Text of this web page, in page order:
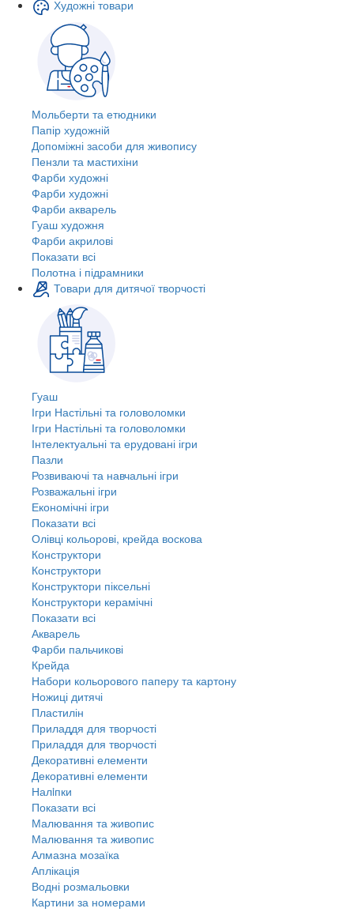
Художні товари
Мольберти та етюдники
Папір художній
Допоміжні засоби для живопису
Пензли та мастихіни
Фарби художні
Фарби художні
Фарби акварель
Гуаш художня
Фарби акрилові
Показати всі
Полотна і підрамники
Товари для дитячої творчості
Гуаш
Ігри Настільні та головоломки
Ігри Настільні та головоломки
Інтелектуальні та ерудовані ігри
Пазли
Розвиваючі та навчальні ігри
Розважальні ігри
Економічні ігри
Показати всі
Олівці кольорові, крейда воскова
Конструктори
Конструктори
Конструктори піксельні
Конструктори керамічні
Показати всі
Акварель
Фарби пальчикові
Крейда
Набори кольорового паперу та картону
Ножиці дитячі
Пластилін
Приладдя для творчості
Приладдя для творчості
Декоративні елементи
Декоративні елементи
Налiпки
Показати всі
Малювання та живопис
Малювання та живопис
Алмазна мозаїка
Аплікація
Водні розмальовки
Картини за номерами